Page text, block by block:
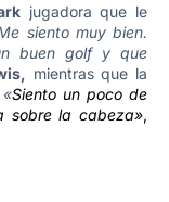
jugadora que le
siento muy bien.
buen golf y que
mientras que la
«Siento un poco de
sobre la cabeza»,